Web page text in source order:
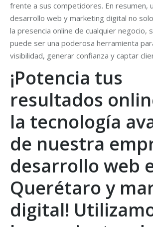
frente a sus competidores. En resumen,
desarrollo web y marketing digital no
la presencia online de cualquier negocio,
puede ser una poderosa herramienta
visibilidad, generar confianza y captar
¡Potencia tus
resultados
la tecnología
de nuestra
desarrollo web
Querétaro y
digital!